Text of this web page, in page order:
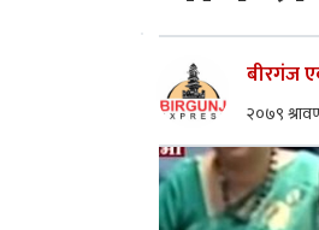
बीरगंज
२०७९